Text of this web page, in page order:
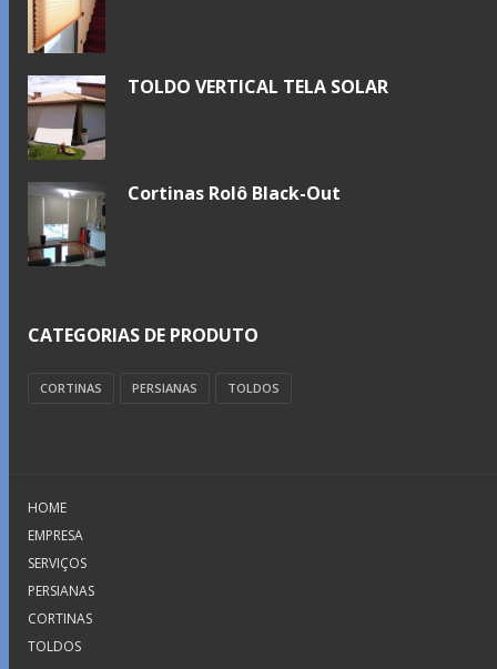
TOLDO VERTICAL TELA SOLAR
Cortinas Rolô Black-Out
CATEGORIAS DE PRODUTO
CORTINAS PERSIANAS TOLDOS
HOME
EMPRESA
SERVIÇOS
PERSIANAS
CORTINAS
TOLDOS